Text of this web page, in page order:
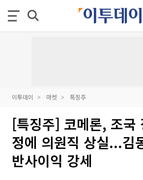
이투데이 마켓 특징주
[특징주] 코메론, 조국
정에 의원직 상실...김
반사이익 강세